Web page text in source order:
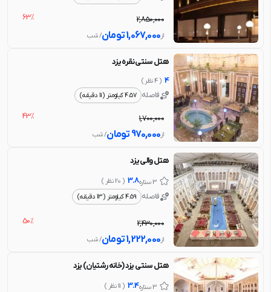
2,850,000
63%
از 1,067,000تومان/ شب
هتل سنتی نقره یزد
4 ( 4 نظر )
فاصله 4.57 کیلومتر (11 دقیقه)
1,700,000
43%
از 970,000 تومان/ شب
هتل والی یزد
3 ستاره 3.8 ( 20 نظر )
فاصله 4.59 کیلومتر (13 دقیقه)
2,430,000
50%
از 1,222,000تومان/ شب
هتل سنتی یزد (خانه رشتیان) یزد
3 ستاره 3.4 ( 11 نظر )